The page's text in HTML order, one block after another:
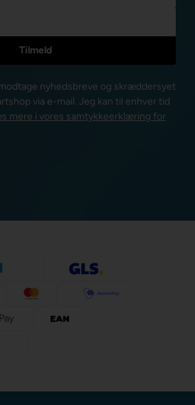
nyhedsbreve og skræddersyet
via e-mail. Jeg kan til enhver tid
mere i vores samtykkeerklæring for